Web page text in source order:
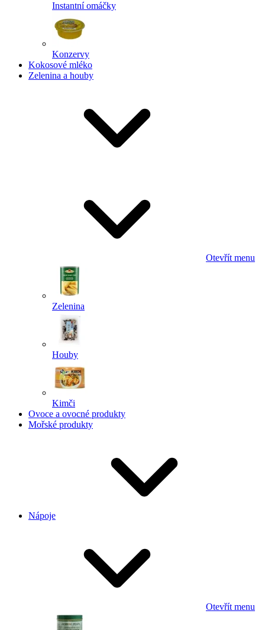
Instantní omáčky
Konzervy
Kokosové mléko
Zelenina a houby
Otevřít menu
Zelenina
Houby
Kimči
Ovoce a ovocné produkty
Mořské produkty
Nápoje
Otevřít menu